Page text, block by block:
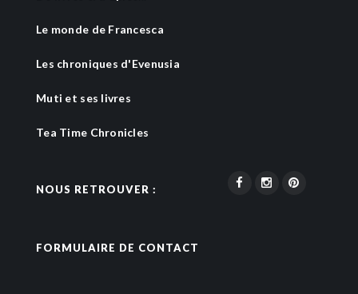
Le monde de Francesca
Les chroniques d'Evenusia
Muti et ses livres
Tea Time Chronicles
NOUS RETROUVER :
FORMULAIRE DE CONTACT